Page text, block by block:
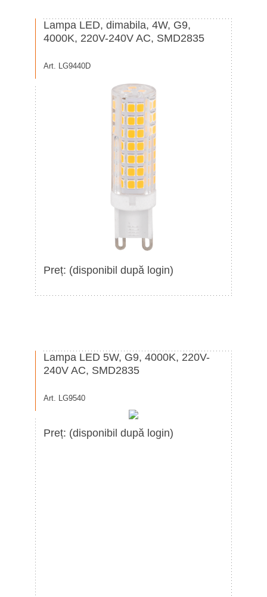
Lampa LED, dimabila, 4W, G9,
4000K, 220V-240V AC, SMD2835
Art. LG9440D
Preț: (disponibil după login)
Lampa LED 5W, G9, 4000K, 220V-
240V AC, SMD2835
Art. LG9540
Preț: (disponibil după login)